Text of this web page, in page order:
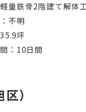
量鉄骨2階建て解体
不明
坪
：10日間
）